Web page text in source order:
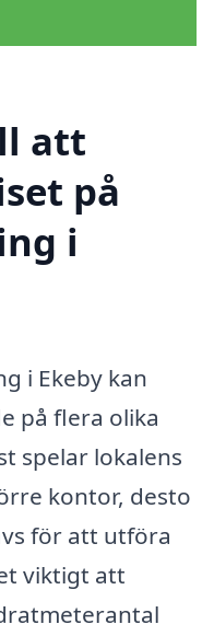
att
på
i
i Ekeby kan
på flera olika
spelar lokalens
kontor, desto
för att utföra
viktigt att